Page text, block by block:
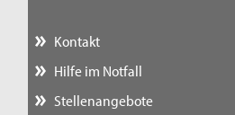
Kontakt
Hilfe im Notfall
Stellenangebote